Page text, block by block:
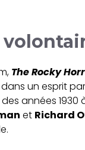
The Rocky
un esprit
années
et Richard